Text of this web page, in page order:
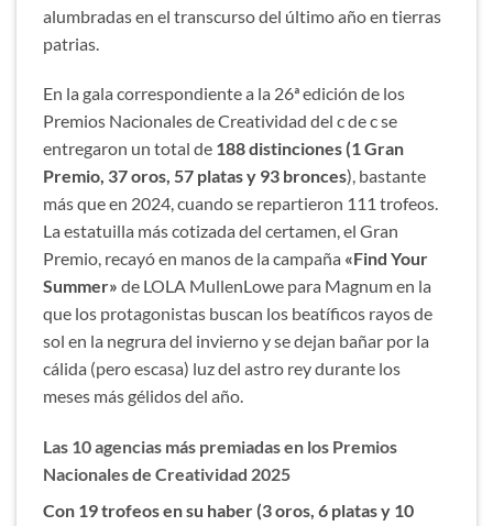
alumbradas en el transcurso del último año en tierras
patrias.
En la gala correspondiente a la 26ª edición de los
Premios Nacionales de Creatividad del c de c se
entregaron un total de 188 distinciones (1 Gran
Premio, 37 oros, 57 platas y 93 bronces), bastante
más que en 2024, cuando se repartieron 111 trofeos.
La estatuilla más cotizada del certamen, el Gran
Premio, recayó en manos de la campaña «Find Your
Summer» de LOLA MullenLowe para Magnum en la
que los protagonistas buscan los beatíficos rayos de
sol en la negrura del invierno y se dejan bañar por la
cálida (pero escasa) luz del astro rey durante los
meses más gélidos del año.
Las 10 agencias más premiadas en los Premios
Nacionales de Creatividad 2025
Con 19 trofeos en su haber (3 oros, 6 platas y 10